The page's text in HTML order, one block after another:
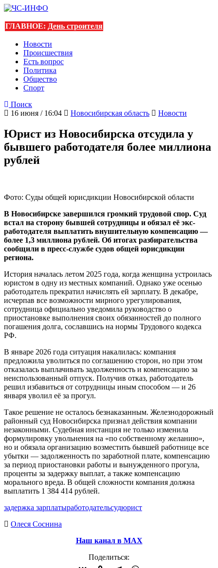
ГЛАВНОЕ: День строителя
Новости
Происшествия
Есть вопрос
Политика
Общество
Спорт
Поиск
16 июня / 16:04
Новосибирская область Новости
Юрист из Новосибирска отсудила у
бывшего работодателя более миллиона
рублей
Фото: Суды общей юрисдикции Новосибирской области
В Новосибирске завершился громкий трудовой спор. Суд
встал на сторону бывшей сотрудницы и обязал её экс-
работодателя выплатить внушительную компенсацию —
более 1,3 миллиона рублей. Об итогах разбирательства
сообщили в пресс-службе судов общей юрисдикции
региона.
История началась летом 2025 года, когда женщина устроилась
юристом в одну из местных компаний. Однако уже осенью
работодатель прекратил начислять ей зарплату. В декабре,
исчерпав все возможности мирного урегулирования,
сотрудница официально уведомила руководство о
приостановке выполнения своих обязанностей до полного
погашения долга, сославшись на нормы Трудового кодекса
РФ.
В январе 2026 года ситуация накалилась: компания
предложила уволиться по соглашению сторон, но при этом
отказалась выплачивать задолженность и компенсацию за
неиспользованный отпуск. Получив отказ, работодатель
решил избавиться от сотрудницы иным способом — и 26
января уволил её за прогул.
Такое решение не осталось безнаказанным. Железнодорожный
районный суд Новосибирска признал действия компании
незаконными. Судебная инстанция не только изменила
формулировку увольнения на «по собственному желанию»,
но и обязала организацию возместить бывшей работнице все
убытки — задолженность по заработной плате, компенсацию
за период приостановки работы и вынужденного прогула,
проценты за задержку выплат, а также компенсацию
морального вреда. В общей сложности компания должна
выплатить 1 384 414 рублей.
задержка зарплатыработодательсудюрист
Олеся Соснина
Наш канал в МАХ
Поделиться: